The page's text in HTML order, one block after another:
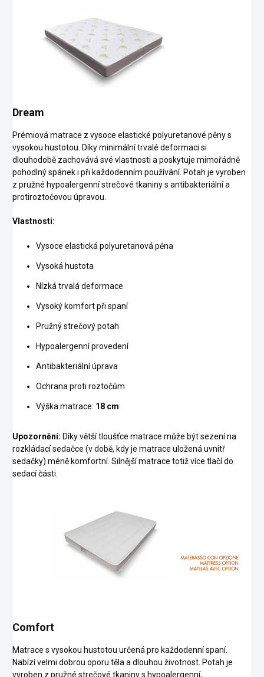
Dream
Prémiová matrace z vysoce elastické polyuretanové pěny s
vysokou hustotou. Díky minimální trvalé deformaci si
dlouhodobě zachovává své vlastnosti a poskytuje mimořádně
pohodlný spánek i při každodenním používání. Potah je vyroben
z pružné hypoalergenní strečové tkaniny s antibakteriální a
protiroztočovou úpravou.
Vlastnosti:
Vysoce elastická polyuretanová pěna
Vysoká hustota
Nízká trvalá deformace
Vysoký komfort při spaní
Pružný strečový potah
Hypoalergenní provedení
Antibakteriální úprava
Ochrana proti roztočům
Výška matrace: 18 cm
Upozornění: Díky větší tloušťce matrace může být sezení na
rozkládací sedačce (v době, kdy je matrace uložená uvnitř
sedačky) méně komfortní. Silnější matrace totiž více tlačí do
sedací části.
Comfort
Matrace s vysokou hustotou určená pro každodenní spaní.
Nabízí velmi dobrou oporu těla a dlouhou životnost. Potah je
vyroben z pružné strečové tkaniny s hypoalergenní,